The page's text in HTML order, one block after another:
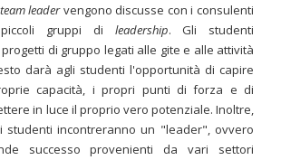
team leadervengono discusse con i consulenti
gruppi di leadership. Gli studenti
di gruppo legati alle gite e alle attività
darà agli studenti l'opportunità di capire
capacità, i propri punti di forza e di
in luce il proprio vero potenziale. Inoltre,
studenti incontreranno un "leader", ovvero
successo provenienti da vari settori